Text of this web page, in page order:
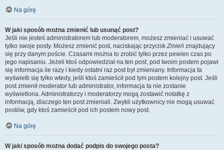
Na górę
W jaki sposób można zmienić lub usunąć post?
Jeśli nie jesteś administratorem lub moderatorem, możesz zmieniać i usuwać
tylko swoje posty. Możesz zmienić post, naciskając przyciskZmień znajdujący
się przy danym poście. Czasami można to zrobić tylko przez pewien czas po
jego napisaniu. Jeżeli ktoś odpowiedział na ten post, pod twoim postem pojawi
się informacja ile razy i kiedy ostatni raz post był zmieniany. Informacja ta
wyświetli się tylko wtedy, jeśli ktoś zamieścił pod tym postem kolejny post. Jeśli
post zmienił moderator lub administrator, informacja ta nie zostanie
wyświetlona. Administratorzy i moderatorzy mogą zostawić notatkę z
informacją, dlaczego ten post zmieniali. Zwykli użytkownicy nie mogą usuwać
postów, gdy ktoś zamieścił pod ich postem nowy post.
Na górę
W jaki sposób można dodać podpis do swojego posta?